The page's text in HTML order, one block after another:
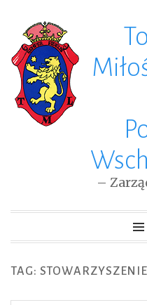
content
–
TAG: STOWARZYSZENIE